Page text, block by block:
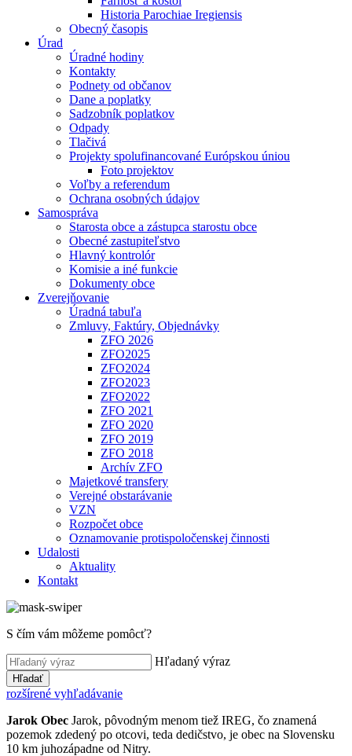
Historia Parochiae Iregiensis
Obecný časopis
Úrad
Úradné hodiny
Kontakty
Podnety od občanov
Dane a poplatky
Sadzobník poplatkov
Odpady
Tlačivá
Projekty spolufinancované Európskou úniou
Foto projektov
Voľby a referendum
Ochrana osobných údajov
Samospráva
Starosta obce a zástupca starostu obce
Obecné zastupiteľstvo
Hlavný kontrolór
Komisie a iné funkcie
Dokumenty obce
Zverejňovanie
Úradná tabuľa
Zmluvy, Faktúry, Objednávky
ZFO 2026
ZFO2025
ZFO2024
ZFO2023
ZFO2022
ZFO 2021
ZFO 2020
ZFO 2019
ZFO 2018
Archív ZFO
Majetkové transfery
Verejné obstarávanie
VZN
Rozpočet obce
Oznamovanie protispoločenskej činnosti
Udalosti
Aktuality
Kontakt
S čím vám môžeme pomôcť?
Hľadaný výraz
Hľadať
rozšírené vyhľadávanie
Jarok Obec Jarok, pôvodným menom tiež IREG, čo znamená
pozemok zdedený po otcovi, teda dedičstvo, je obec na Slovensku
10 km juhozápadne od Nitry.